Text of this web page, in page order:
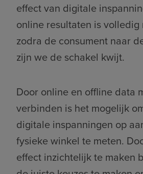
effect van digitale
online resultaten is volledig
zodra de consument naar
zijn we de schakel kwijt.
Door online en offline data
verbinden is het mogelijk
digitale inspanningen op
fysieke winkel te meten.
effect inzichtelijk te maken